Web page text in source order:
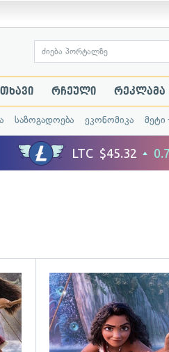
რჩეული რეკლამა
საზოგადოება ეკონომიკა მეტი
გადახედვა